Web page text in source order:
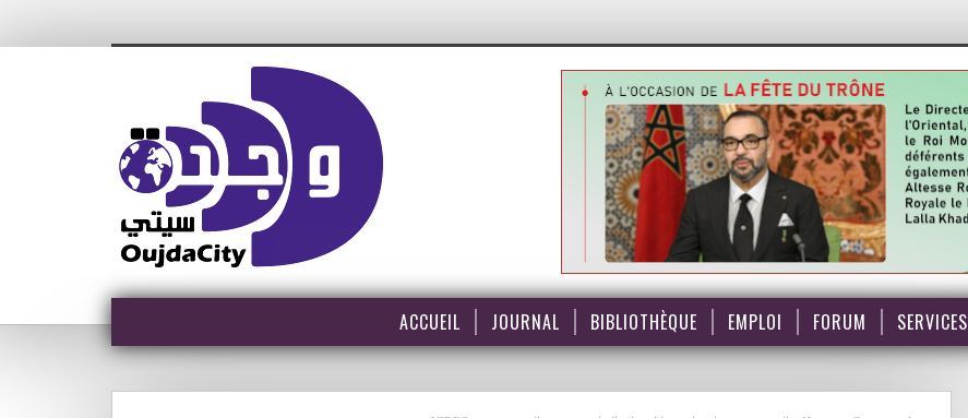
ACCUEIL JOURNAL BIBLIOTHÈQUE EMPLOI FORUM SERVICES